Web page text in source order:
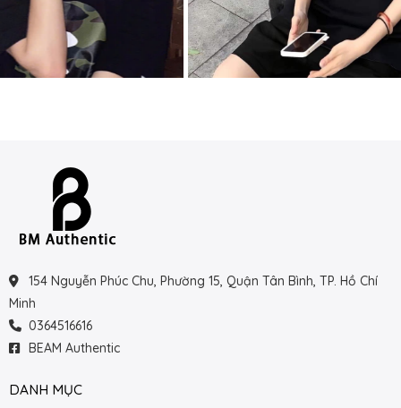
154 Nguyễn Phúc Chu, Phường 15, Quận Tân Bình, TP. Hồ Chí
Minh
0364516616
BEAM Authentic
DANH MỤC